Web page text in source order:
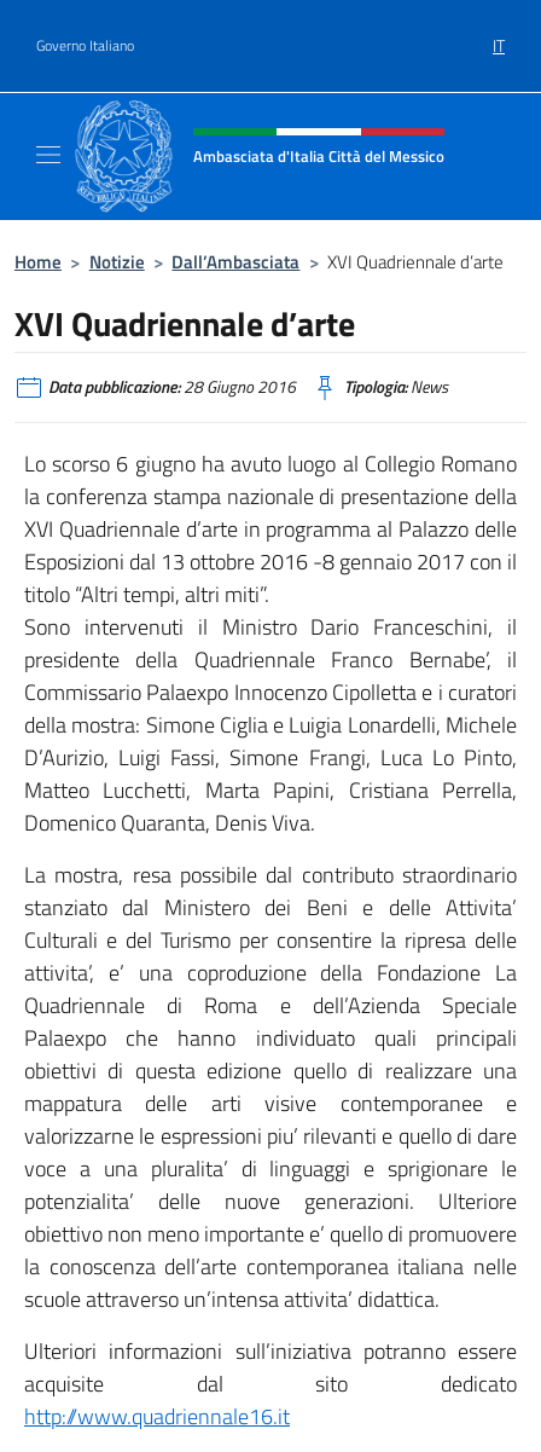
Governo Italiano IT
Intestazione sito, social e menù
Ambasciata d'Italia Città del Messico
Home > Notizie > Dall’Ambasciata > XVI Quadriennale d’arte
XVI Quadriennale d’arte
Data pubblicazione:28 Giugno 2016 Tipologia:News
Lo scorso 6 giugno ha avuto luogo al Collegio Romano
la conferenza stampa nazionale di presentazione della
XVI Quadriennale d’arte in programma al Palazzo delle
Esposizioni dal 13 ottobre 2016 -8 gennaio 2017 con il
titolo “Altri tempi, altri miti”.
Sono intervenuti il Ministro Dario Franceschini, il
presidente della Quadriennale Franco Bernabe’, il
Commissario Palaexpo Innocenzo Cipolletta e i curatori
della mostra: Simone Ciglia e Luigia Lonardelli, Michele
D’Aurizio, Luigi Fassi, Simone Frangi, Luca Lo Pinto,
Matteo Lucchetti, Marta Papini, Cristiana Perrella,
Domenico Quaranta, Denis Viva.
La mostra, resa possibile dal contributo straordinario
stanziato dal Ministero dei Beni e delle Attivita’
Culturali e del Turismo per consentire la ripresa delle
attivita’, e’ una coproduzione della Fondazione La
Quadriennale di Roma e dell’Azienda Speciale
Palaexpo che hanno individuato quali principali
obiettivi di questa edizione quello di realizzare una
mappatura delle arti visive contemporanee e
valorizzarne le espressioni piu’ rilevanti e quello di dare
voce a una pluralita’ di linguaggi e sprigionare le
potenzialita’ delle nuove generazioni. Ulteriore
obiettivo non meno importante e’ quello di promuovere
la conoscenza dell’arte contemporanea italiana nelle
scuole attraverso un’intensa attivita’ didattica.
Ulteriori informazioni sull’iniziativa potranno essere
acquisite dal sito dedicato
http://www.quadriennale16.it